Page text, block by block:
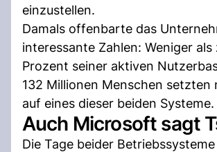
einzustellen.
Damals offenbarte das
interessante Zahlen: Weniger als
Prozent seiner aktiven
132 Millionen Menschen setzten
auf eines dieser beiden Systeme.
Auch Microsoft sagt
Die Tage beider